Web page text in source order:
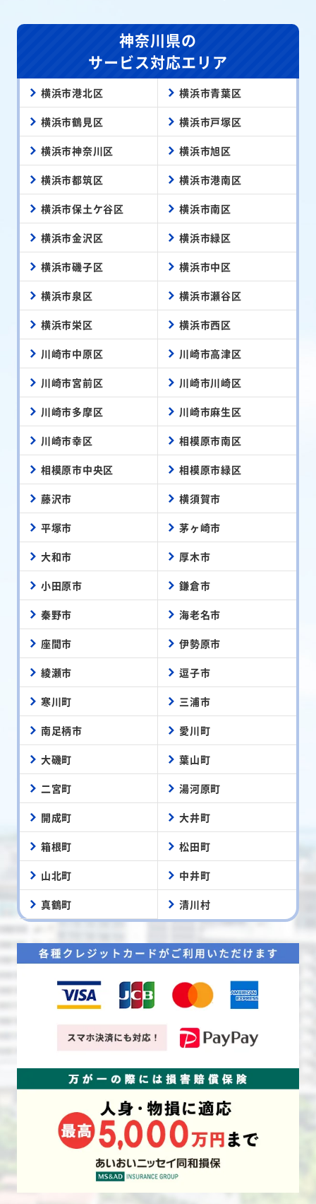
神奈川県の
サービス対応エリア
横浜市港北区 横浜市青葉区
横浜市鶴見区 横浜市戸塚区
横浜市神奈川区 横浜市旭区
横浜市都筑区 横浜市港南区
横浜市保土ケ谷区 横浜市南区
横浜市金沢区 横浜市緑区
横浜市磯子区 横浜市中区
横浜市泉区 横浜市瀬谷区
横浜市栄区 横浜市西区
川崎市中原区 川崎市高津区
川崎市宮前区 川崎市川崎区
川崎市多摩区 川崎市麻生区
川崎市幸区 相模原市南区
相模原市中央区 相模原市緑区
藤沢市 横須賀市
平塚市 茅ヶ崎市
大和市 厚木市
小田原市 鎌倉市
秦野市 海老名市
座間市 伊勢原市
綾瀬市 逗子市
寒川町 三浦市
南足柄市 愛川町
大磯町 葉山町
二宮町 湯河原町
開成町 大井町
箱根町 松田町
山北町 中井町
真鶴町 清川村